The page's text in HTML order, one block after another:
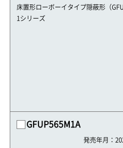
床置形ローボーイタイプ隠蔽形（GFU
HFU）
1シリーズ
GFUP565M1A
発売年月：